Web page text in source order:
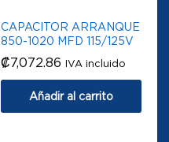
CAPACITOR ARRANQUE
850-1020 MFD 115/125V
₡7,072.86 IVA incluido
Añadir al carrito